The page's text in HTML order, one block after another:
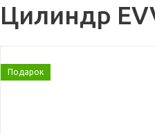
Цилиндр
Подарок